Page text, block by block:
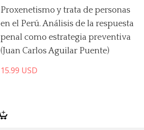
Proxenetismo y trata de personas
en el Perú. Análisis de la respuesta
penal como estrategia preventiva
(Juan Carlos Aguilar Puente)
15.99 USD